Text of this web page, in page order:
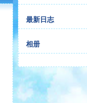
最新日志
相册